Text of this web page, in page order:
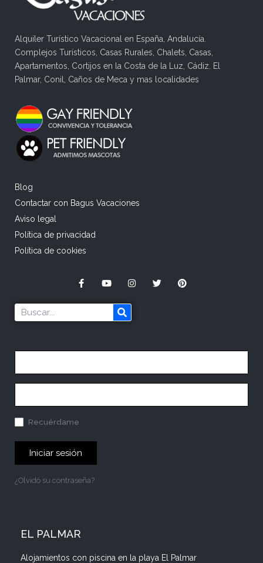
Alquiler Turístico Vacacional en España, Andalucía.
Complejos Turísticos, Casas Rurales, Chalets, Casas,
Apartamentos, Cortijos en la Costa de la Luz, Cádiz. El
Palmar, Conil, Caños de Meca y mas localidades
Blog
Contactar con Bagus Vacaciones
Aviso legal
Política de privacidad
Política de cookies
Recuérdame
Iniciar sesión
¿Olvidó su contraseña?
EL PALMAR
Alojamientos con piscina en la playa El Palmar